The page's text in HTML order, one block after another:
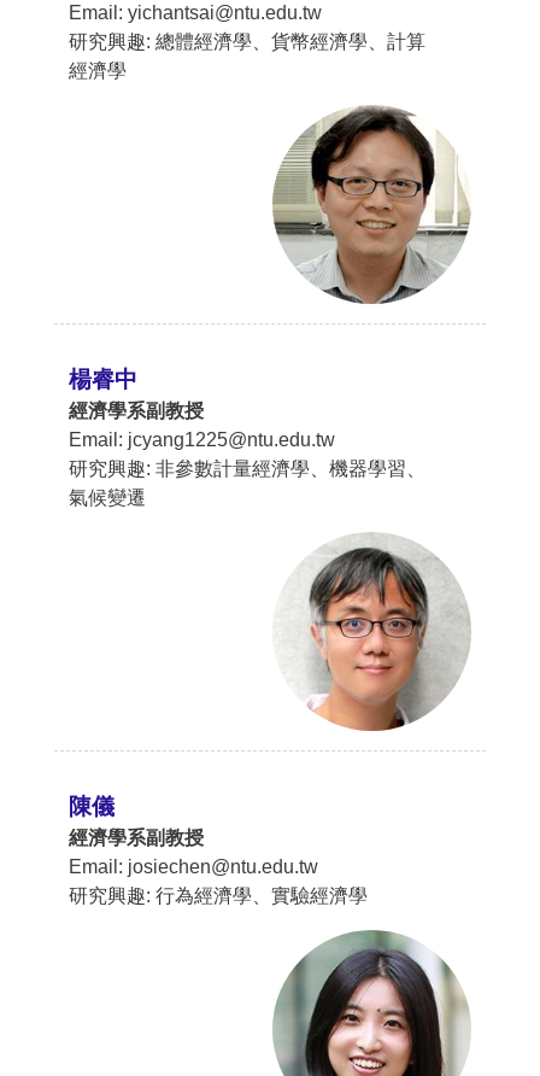
Email: yichantsai@ntu.edu.tw
研究興趣: 總體經濟學、貨幣經濟學、計算
經濟學
楊睿中
經濟學系副教授
Email: jcyang1225@ntu.edu.tw
研究興趣: 非參數計量經濟學、機器學習、
氣候變遷
陳儀
經濟學系副教授
Email: josiechen@ntu.edu.tw
研究興趣: 行為經濟學、實驗經濟學